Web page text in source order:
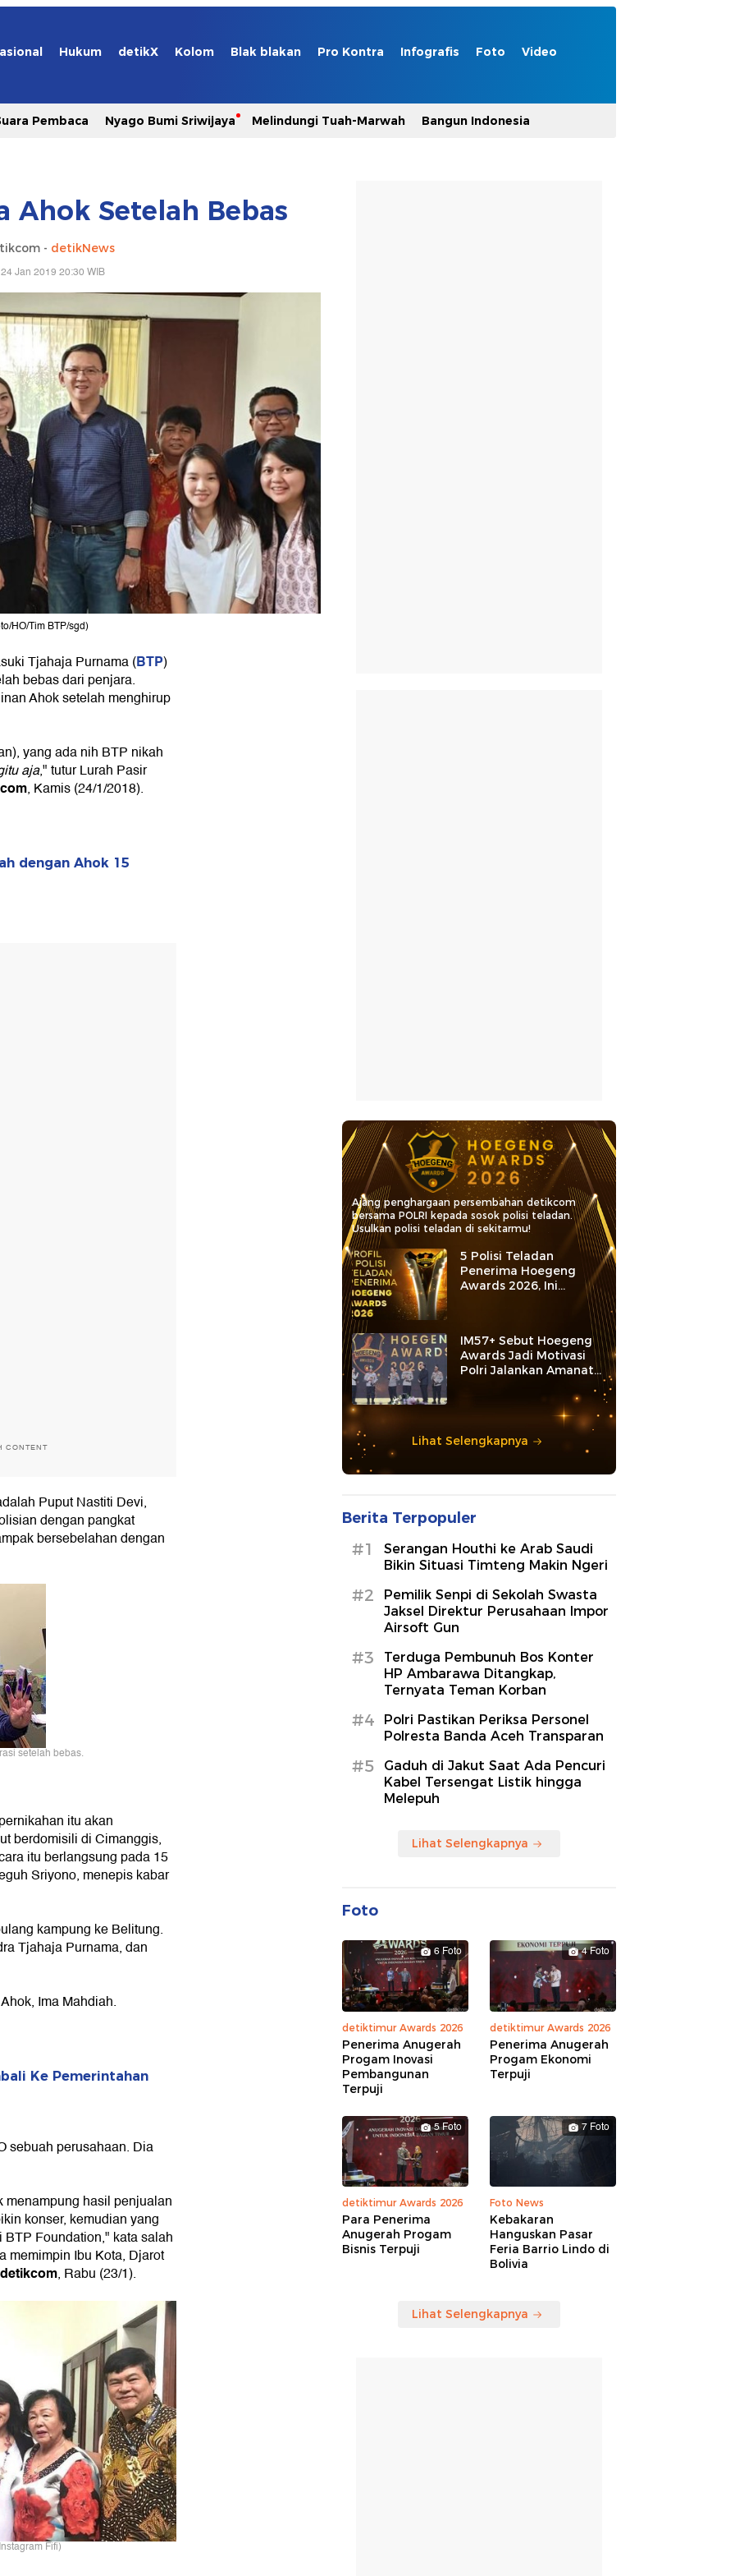
Hukum detikX Kolom Blak blakan Pro Kontra Infografis Foto Video
Pembaca Nyago Bumi Sriwijaya Melindungi Tuah-Marwah Bangun Indonesia
Ahok Setelah Bebas
- detikNews
Jan 2019 20:30 WIB
HO/Tim BTP/sgd)
Tjahaja Purnama (BTP)
bebas dari penjara.
Ahok setelah menghirup
yang ada nih BTP nikah
aja," tutur Lurah Pasir
, Kamis (24/1/2018).
dengan Ahok 15
CONTENT
Puput Nastiti Devi,
dengan pangkat
bersebelahan dengan
setelah bebas.
itu akan
berdomisili di Cimanggis,
itu berlangsung pada 15
Sriyono, menepis kabar
kampung ke Belitung.
Tjahaja Purnama, dan
Ima Mahdiah.
Ke Pemerintahan
sebuah perusahaan. Dia
hasil penjualan
konser, kemudian yang
Foundation," kata salah
memimpin Ibu Kota, Djarot
detikcom, Rabu (23/1).
Fifi)
Ajang penghargaan persembahan detikcom
bersama POLRI kepada sosok polisi teladan.
Usulkan polisi teladan di sekitarmu!
5 Polisi Teladan
Penerima Hoegeng
Awards 2026, Ini
Kategori dan Kiprahnya
IM57+ Sebut Hoegeng
Awards Jadi Motivasi
Polri Jalankan Amanat
Lihat Selengkapnya
Berita Terpopuler
#1
Serangan Houthi ke Arab Saudi
Bikin Situasi Timteng Makin Ngeri
#2
Pemilik Senpi di Sekolah Swasta
Jaksel Direktur Perusahaan Impor
Airsoft Gun
#3
Terduga Pembunuh Bos Konter
HP Ambarawa Ditangkap,
Ternyata Teman Korban
#4
Polri Pastikan Periksa Personel
Polresta Banda Aceh Transparan
#5
Gaduh di Jakut Saat Ada Pencuri
Kabel Tersengat Listik hingga
Melepuh
Lihat Selengkapnya
Foto
6 Foto
detiktimur Awards 2026
Penerima Anugerah
Progam Inovasi
Pembangunan
Terpuji
4 Foto
detiktimur Awards 2026
Penerima Anugerah
Progam Ekonomi
Terpuji
5 Foto
detiktimur Awards 2026
Para Penerima
Anugerah Progam
Bisnis Terpuji
7 Foto
Foto News
Kebakaran
Hanguskan Pasar
Feria Barrio Lindo di
Bolivia
Lihat Selengkapnya